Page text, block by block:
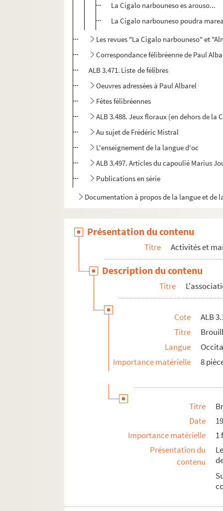
La Cigalo narbouneso es arouso...
La Cigalo narbouneso poudra
Les revues "La Cigalo narbouneso" et
Correspondance félibréenne de Paul
ALB 3.471. Liste de félibres
Oeuvres adressées à Paul Albarel
Fêtes félibréennes
ALB 3.488. Jeux floraux (en dehors de la
Au sujet de Frédéric Mistral
L'enseignement de la langue d'oc
ALB 3.497. Articles du capoulié Marius
Publications en série
Documentation à propos de la langue et de
Présentation du contenu
Titre Activités et
Description du contenu
Titre
Cote
ALB
Titre
Langue
Importance matérielle
8
Titre
Date
Importance matérielle
1
Présentation du
contenu